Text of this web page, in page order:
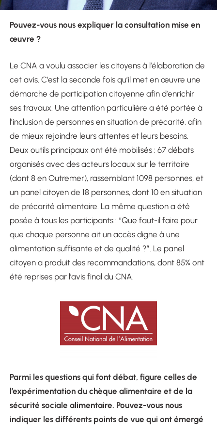
Pouvez-vous nous expliquer la consultation mise en
œuvre ?
Le CNA a voulu associer les citoyens à l’élaboration de
cet avis. C’est la seconde fois qu’il met en œuvre une
démarche de participation citoyenne afin d’enrichir
ses travaux. Une attention particulière a été portée à
l’inclusion de personnes en situation de précarité, afin
de mieux rejoindre leurs attentes et leurs besoins.
Deux outils principaux ont été mobilisés : 67 débats
organisés avec des acteurs locaux sur le territoire
(dont 8 en Outremer), rassemblant 1098 personnes, et
un panel citoyen de 18 personnes, dont 10 en situation
de précarité alimentaire. La même question a été
posée à tous les participants : “Que faut-il faire pour
que chaque personne ait un accès digne à une
alimentation suffisante et de qualité ?”. Le panel
citoyen a produit des recommandations, dont 85% ont
été reprises par l’avis final du CNA.
Parmi les questions qui font débat, figure celles de
l’expérimentation du chèque alimentaire et de la
sécurité sociale alimentaire. Pouvez-vous nous
indiquer les différents points de vue qui ont émergé